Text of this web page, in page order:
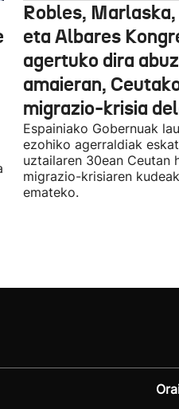
Robles,
eta Albares
agertuko dira
amaieran,
migrazio-krisia
Espainiako Gobernuak
ezohiko agerraldiak
uztailaren 30ean Ceutan
migrazio-krisiaren
emateko.